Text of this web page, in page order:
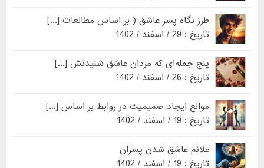
طرز نگاه پسر عاشق ( بر اساس مطالعات [...]
تاریخ : 29 / اسفند / 1402
پنج جمله‌ای که مردان عاشق شنیدنش [...]
تاریخ : 26 / اسفند / 1402
موانع ایجاد صمیمیت در روابط بر اساس [...]
تاریخ : 19 / اسفند / 1402
علائم عاشق شدن پسران
تاریخ : 19 / اسفند / 1402